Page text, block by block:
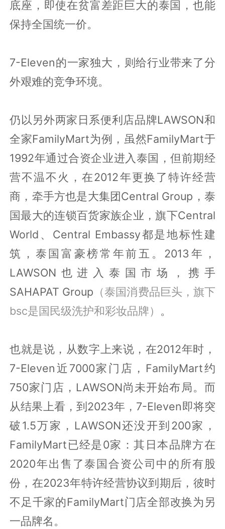
底座，即使在贫富差距巨大的泰国，也能
保持全国统一价。
7-Eleven的一家独大，则给行业带来了分
外艰难的竞争环境。
仍以另外两家日系便利店品牌LAWSON和
全家FamilyMart为例，虽然FamilyMart于
1992年通过合资企业进入泰国，但前期经
营不温不火，在2012年更换了特许经营
商，牵手方也是大集团Central Group，泰
国最大的连锁百货家族企业，旗下Central
World、Central Embassy都是地标性建
筑，泰国富豪榜常年前五。2013年，
LAWSON也进入泰国市场，携手
SAHAPAT Group （泰国消费品巨头，旗下
bsc是国民级洗护和彩妆品牌） 。
也就是说，从数字上来说，在2012年时，
7-Eleven近7000家门店，FamilyMart约
750家门店，LAWSON尚未开始布局。而
从结果上看，到2023年，7-Eleven即将突
破1.5万家，LAWSON还没开到200家，
FamilyMart已经是0家：其日本品牌方在
2020年出售了泰国合资公司中的所有股
份，在2023年特许经营协议到期后，彼时
不足千家的FamilyMart门店全部改换为另
一品牌名。